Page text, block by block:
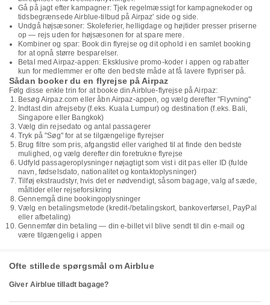
Gå på jagt efter kampagner: Tjek regelmæssigt for kampagnekoder og
tidsbegrænsede Airblue-tilbud på Airpaz' side og side.
Undgå højsæsoner: Skoleferier, helligdage og højtider presser priserne
op — rejs uden for højsæsonen for at spare mere.
Kombiner og spar: Book din flyrejse og dit ophold i en samlet booking
for at opnå større besparelser.
Betal med Airpaz-appen: Eksklusive promo-koder i appen og rabatter
kun for medlemmer er ofte den bedste måde at få lavere flypriser på.
Sådan booker du en flyrejse på Airpaz
Følg disse enkle trin for at booke din Airblue-flyrejse på Airpaz:
Besøg Airpaz.com eller åbn Airpaz-appen, og vælg derefter "Flyvning"
Indtast din afrejseby (f.eks. Kuala Lumpur) og destination (f.eks. Bali,
Singapore eller Bangkok)
Vælg din rejsedato og antal passagerer
Tryk på "Søg" for at se tilgængelige flyrejser
Brug filtre som pris, afgangstid eller varighed til at finde den bedste
mulighed, og vælg derefter din foretrukne flyrejse
Udfyld passageroplysninger nøjagtigt som vist i dit pas eller ID (fulde
navn, fødselsdato, nationalitet og kontaktoplysninger)
Tilføj ekstraudstyr, hvis det er nødvendigt, såsom bagage, valg af sæde,
måltider eller rejseforsikring
Gennemgå dine bookingoplysninger
Vælg en betalingsmetode (kredit-/betalingskort, bankoverførsel, PayPal
eller afbetaling)
Gennemfør din betaling — din e-billet vil blive sendt til din e-mail og
være tilgængelig i appen
Ofte stillede spørgsmål om Airblue
Giver Airblue tilladt bagage?